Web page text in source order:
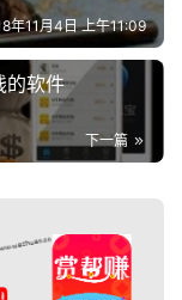
年11月4日 上午11:09
的软件
下一篇